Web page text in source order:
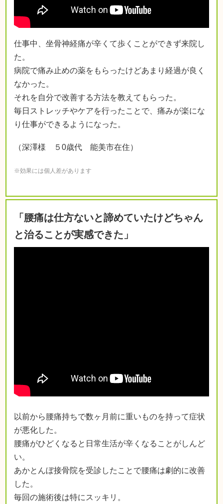
仕事中、坐骨神経痛が辛くて歩くことができず来院し
た。
病院で痛み止めの薬をもらったけどあまり経過が良く
なかった。
それを自分で改善する方法を教えてもらった。
毎日ストレッチやケアを行ったことで、痛みが楽にな
り仕事ができるようになった。
（深澤様 ５0歳代 能美市在住）
※効果には個人差があります
「腰痛は仕方ないと諦めていたけどちゃん
と治ることが実感できた」
以前から腰痛持ちで数ヶ月前に重いものを持って症状
が悪化した。
腰痛がひどくなると日常生活が辛くなることがしんど
い。
あかとんぼ接骨院を受診したことで腰痛は劇的に改善
した。
毎回の施術後は特にスッキリ。